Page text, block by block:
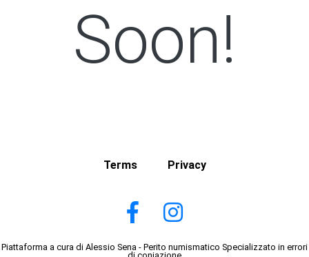
Soon!
Terms Privacy
Piattaforma a cura di Alessio Sena - Perito numismatico Specializzato in errori